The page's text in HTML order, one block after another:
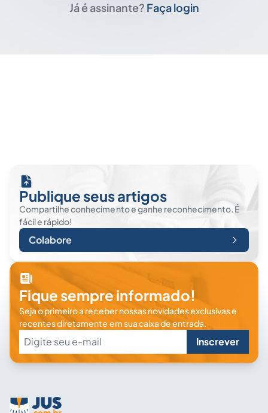
Já é assinante? Faça login
Publique seus artigos
Compartilhe conhecimento e ganhe reconhecimento. É
fácil e rápido!
Colabore
Fique sempre informado!
Seja o primeiro a receber nossas novidades exclusivas e
recentes diretamente em sua caixa de entrada.
Inscrever